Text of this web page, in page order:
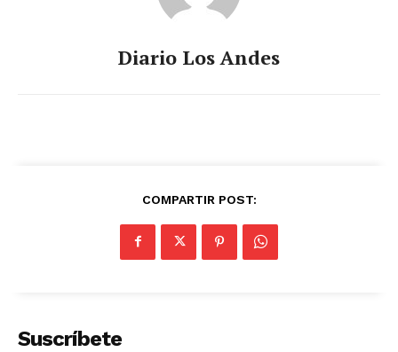
Diario Los Andes
COMPARTIR POST:
Suscríbete